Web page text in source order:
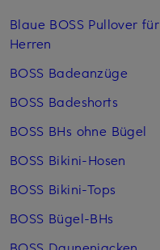
Blaue BOSS Pullover für
Herren
BOSS Badeanzüge
BOSS Badeshorts
BOSS BHs ohne Bügel
BOSS Bikini-Hosen
BOSS Bikini-Tops
BOSS Bügel-BHs